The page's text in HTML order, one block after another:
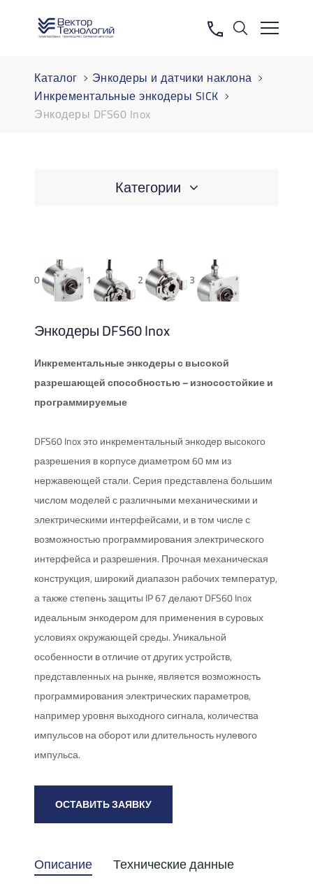
Каталог
Энкодеры и датчики наклона
Инкрементальные энкодеры SICK
Энкодеры DFS60 Inox
Категории
0 1 2 3
Энкодеры DFS60 Inox
Инкрементальные энкодеры с высокой
разрешающей способностью – износостойкие и
программируемые
DFS60 Inox это инкрементальный энкодер высокого
разрешения в корпусе диаметром 60 мм из
нержавеющей стали. Серия представлена большим
числом моделей с различными механическими и
электрическими интерфейсами, и в том числе с
возможностью программирования электрического
интерфейса и разрешения. Прочная механическая
конструкция, широкий диапазон рабочих температур,
а также степень защиты IP 67 делают DFS60 Inox
идеальным энкодером для применения в суровых
условиях окружающей среды. Уникальной
особенности в отличие от других устройств,
представленных на рынке, является возможность
программирования электрических параметров,
например уровня выходного сигнала, количества
импульсов на оборот или длительность нулевого
импульса.
ОСТАВИТЬ ЗАЯВКУ
Описание Технические данные